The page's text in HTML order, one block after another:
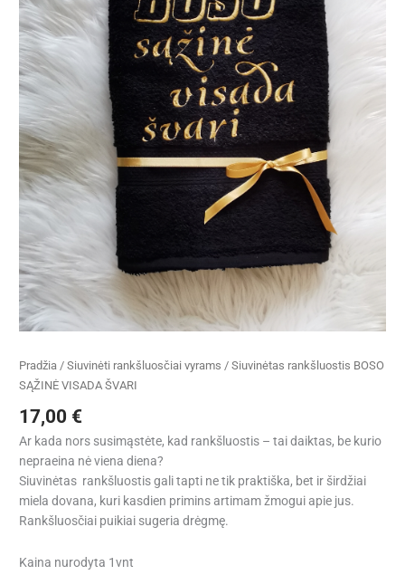
Pradžia /Siuvinėti rankšluosčiai vyrams / Siuvinėtas rankšluostis BOSO
SĄŽINĖ VISADA ŠVARI
17,00 €
Ar kada nors susimąstėte, kad rankšluostis – tai daiktas, be kurio
nepraeina nė viena diena?
Siuvinėtas rankšluostis gali tapti ne tik praktiška, bet ir širdžiai
miela dovana, kuri kasdien primins artimam žmogui apie jus.
Rankšluosčiai puikiai sugeria drėgmę.
Kaina nurodyta 1vnt
ŠVARI